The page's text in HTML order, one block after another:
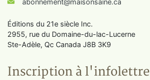
Éditions du 21e siècle Inc.
2955, rue du Domaine-du-lac-Lucerne
Ste-Adèle, Qc Canada J8B 3K9
Inscription à l'infolettre